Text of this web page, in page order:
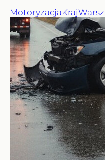
MotoryzacjaKraj